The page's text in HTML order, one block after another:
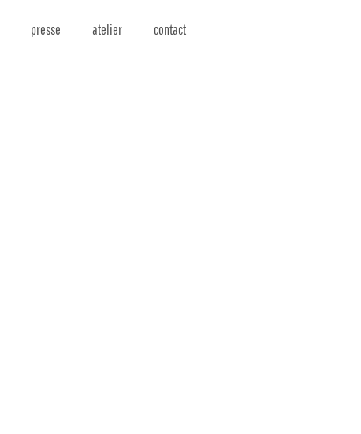
presse atelier contact